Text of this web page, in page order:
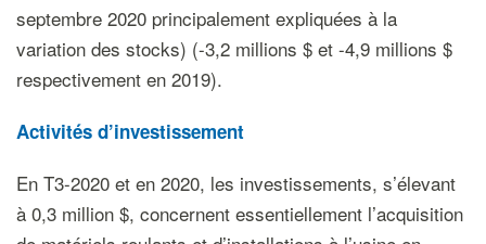
septembre 2020 principalement expliquées à la
variation des stocks) (-3,2 millions $ et -4,9 millions $
respectivement en 2019).
Activités d’investissement
En T3-2020 et en 2020, les investissements, s’élevant
à 0,3 million $, concernent essentiellement l’acquisition